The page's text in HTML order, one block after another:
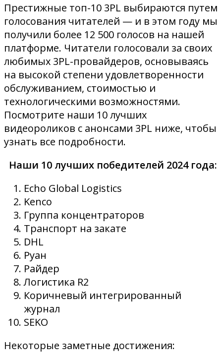
Престижные топ-10 3PL выбираются путем
голосования читателей — и в этом году мы
получили более 12 500 голосов на нашей
платформе. Читатели голосовали за своих
любимых 3PL-провайдеров, основываясь
на высокой степени удовлетворенности
обслуживанием, стоимостью и
технологическими возможностями.
Посмотрите наши 10 лучших
видеороликов с анонсами 3PL ниже, чтобы
узнать все подробности.
Наши 10 лучших победителей 2024 года:
Echo Global Logistics
Kenco
Группа концентраторов
Транспорт на закате
DHL
Руан
Райдер
Логистика R2
Коричневый интегрированный
журнал
SEKO
Некоторые заметные достижения: